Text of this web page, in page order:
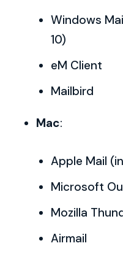
Windows
10)
eM Client
Mailbird
Mac:
Apple Mail
Microsoft
Mozilla
Airmail